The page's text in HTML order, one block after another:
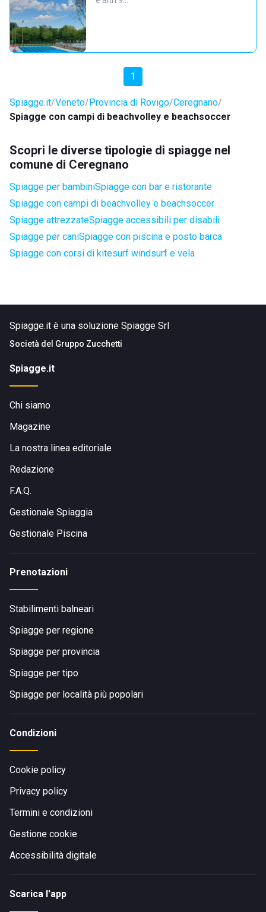
1
Spiagge.it Veneto Provincia di Rovigo Ceregnano
Spiagge con campi di beachvolley e beachsoccer
Scopri le diverse tipologie di spiagge nel
comune di Ceregnano
Spiagge per bambiniSpiagge con bar e ristorante
Spiagge con campi di beachvolley e beachsoccer
Spiagge attrezzateSpiagge accessibili per disabili
Spiagge per caniSpiagge con piscina e posto barca
Spiagge con corsi di kitesurf windsurf e vela
Spiagge.it è una soluzione Spiagge Srl
Società del Gruppo Zucchetti
Spiagge.it
Chi siamo
Magazine
La nostra linea editoriale
Redazione
F.A.Q.
Gestionale Spiaggia
Gestionale Piscina
Prenotazioni
Stabilimenti balneari
Spiagge per regione
Spiagge per provincia
Spiagge per tipo
Spiagge per località più popolari
Condizioni
Cookie policy
Privacy policy
Termini e condizioni
Gestione cookie
Accessibilità digitale
Scarica l'app